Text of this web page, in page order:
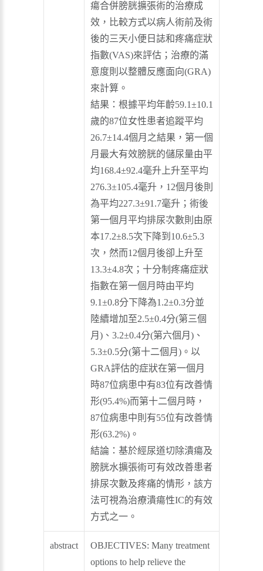
瘍合併膀胱擴張術的治療成
效，比較方式以病人術前及術
後的三天小便日誌和疼痛症狀
指數(VAS)來評估；治療的滿
意度則以整體反應面向(GRA)
來計算。
結果：根據平均年齡59.1±10.1
歲的87位女性患者追蹤平均
26.7±14.4個月之結果，第一個
月最大有效膀胱的儲尿量由平
均168.4±92.4毫升上升至平均
276.3±105.4毫升，12個月後則
為平均227.3±91.7毫升；術後
第一個月平均排尿次數則由原
本17.2±8.5次下降到10.6±5.3
次，然而12個月後卻上升至
13.3±4.8次；十分制疼痛症狀
指數在第一個月時由平均
9.1±0.8分下降為1.2±0.3分並
陸續增加至2.5±0.4分(第三個
月)、3.2±0.4分(第六個月)、
5.3±0.5分(第十二個月)。以
GRA評估的症狀在第一個月
時87位病患中有83位有改善情
形(95.4%)而第十二個月時，
87位病患中則有55位有改善情
形(63.2%)。
結論：基於經尿道切除潰瘍及
膀胱水擴張術可有效改善患者
排尿次數及疼痛的情形，該方
法可視為治療潰瘍性IC的有效
方式之一。
abstract
OBJECTIVES: Many treatment
options to help relieve the